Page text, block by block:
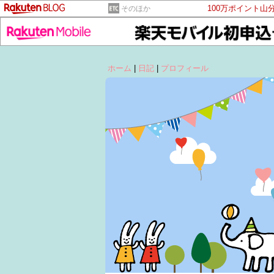
そのほか 100万ポイント山
ホーム 日記 プロフィール